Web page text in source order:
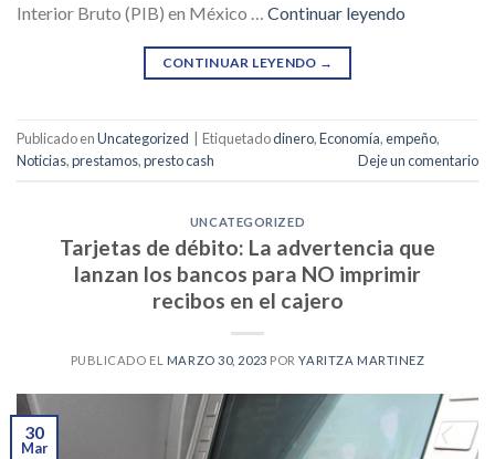
Interior Bruto (PIB) en México … Continuar leyendo
CONTINUAR LEYENDO →
Publicado enUncategorized Etiquetadodinero,Economía,empeño,
Noticias,prestamos,presto cash Deje un comentario
UNCATEGORIZED
Tarjetas de débito: La advertencia que
lanzan los bancos para NO imprimir
recibos en el cajero
PUBLICADO EL MARZO 30, 2023 PORYARITZA MARTINEZ
30
Mar